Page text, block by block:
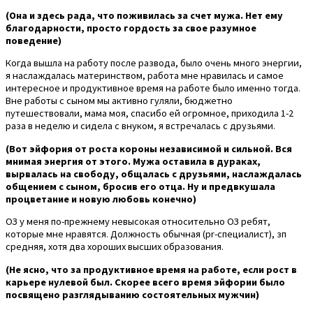
(Она и здесь рада, что поживилась за счет мужа. Нет ему
благодарности, просто гордость за свое разумное
поведение)
Когда вышла на работу после развода, было очень много энергии,
я наслаждалась материнством, работа мне нравилась и самое
интересное и продуктивное время на работе было именно тогда.
Вне работы с сыном мы активно гуляли, бюджетно
путешествовали, мама моя, спасибо ей огромное, приходила 1-2
раза в неделю и сидела с внуком, я встречалась с друзьями.
(Вот эйфория от роста короны независимой и сильной. Вся
мнимая энергия от этого. Мужа оставила в дураках,
вырвалась на свободу, общалась с друзьями, наслаждалась
общением с сыном, бросив его отца. Ну и предвкушала
процветание и новую любовь конечно)
ОЗ у меня по-прежнему невысокая относительно ОЗ ребят,
которые мне нравятся. Должность обычная (pr-специалист), зп
средняя, хотя два хороших высших образования.
(Не ясно, что за продуктивное время на работе, если рост в
карьере нулевой был. Скорее всего время эйфории было
посвящено разглядыванию состоятельных мужчин)